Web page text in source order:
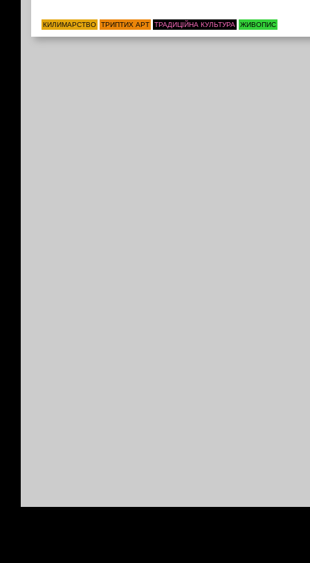
КИЛИМАРСТВО ТРИПТИХ АРТ ТРАДИЦІЙНА КУЛЬТУРА ЖИВОПИС